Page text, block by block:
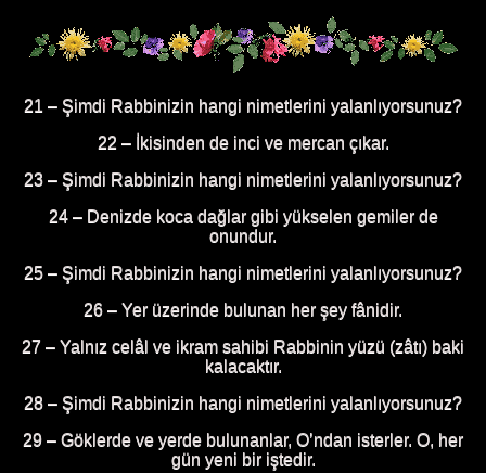
21 – Şimdi Rabbinizin hangi nimetlerini yalanlıyorsunuz?
22 – İkisinden de inci ve mercan çıkar.
23 – Şimdi Rabbinizin hangi nimetlerini yalanlıyorsunuz?
24 – Denizde koca dağlar gibi yükselen gemiler de
onundur.
25 – Şimdi Rabbinizin hangi nimetlerini yalanlıyorsunuz?
26 – Yer üzerinde bulunan her şey fânidir.
27 – Yalnız celâl ve ikram sahibi Rabbinin yüzü (zâtı) baki
kalacaktır.
28 – Şimdi Rabbinizin hangi nimetlerini yalanlıyorsunuz?
29 – Göklerde ve yerde bulunanlar, O’ndan isterler. O, her
gün yeni bir iştedir.